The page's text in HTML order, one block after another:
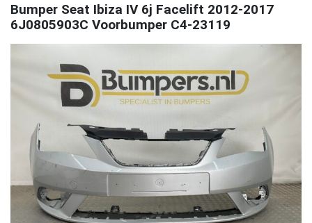
Bumper Seat Ibiza IV 6j Facelift 2012-2017
6J0805903C Voorbumper C4-23119